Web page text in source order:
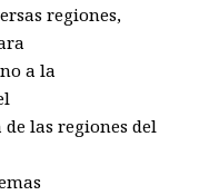
regiones,
a la
las regiones del